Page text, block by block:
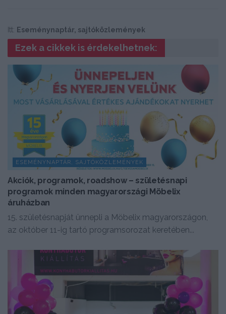
Itt: Eseménynaptár, sajtóközlemények
Ezek a cikkek is érdekelhetnek:
ESEMÉNYNAPTÁR, SAJTÓKÖZLEMÉNYEK
Akciók, programok, roadshow – születésnapi
programok minden magyarországi Möbelix
áruházban
15. születésnapját ünnepli a Möbelix magyarországon,
az október 11-ig tartó programsorozat keretében...